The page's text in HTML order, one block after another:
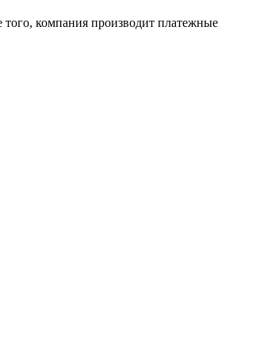
компания производит платежные